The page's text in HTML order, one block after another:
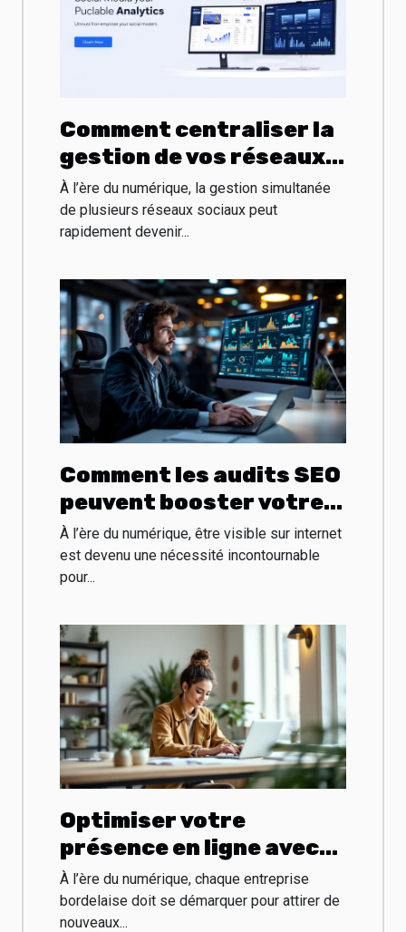
Comment centraliser la
gestion de vos réseaux
sociaux augmente
l'efficacité?
À l’ère du numérique, la gestion simultanée
de plusieurs réseaux sociaux peut
rapidement devenir...
Comment les audits SEO
peuvent booster votre
présence en ligne ?
À l’ère du numérique, être visible sur internet
est devenu une nécessité incontournable
pour...
Optimiser votre
présence en ligne avec
un consultant SEO à
Bordeaux
À l’ère du numérique, chaque entreprise
bordelaise doit se démarquer pour attirer de
nouveaux...